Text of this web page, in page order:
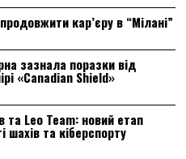
кар’єру в “Мілані”
зазнала поразки від
«Canadian Shield»
та Leo Team: новий етап
шахів та кіберспорту